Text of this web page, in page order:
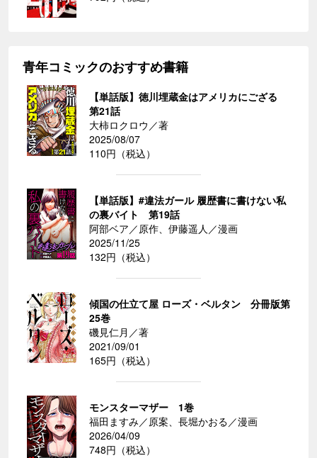
青年コミックのおすすめ書籍
【単話版】徳川埋蔵金はアメリカにござる
第21話
大柿ロクロウ／著
2025/08/07
110円（税込）
【単話版】#違法ガール 履歴書に書けない私
の裏バイト 第19話
阿部ベア／原作、伊藤遥人／漫画
2025/11/25
132円（税込）
傾国の仕立て屋 ローズ・ベルタン 分冊版第
25巻
磯見仁月／著
2021/09/01
165円（税込）
モンスターマザー 1巻
福田ますみ／原案、長堀かおる／漫画
2026/04/09
748円（税込）